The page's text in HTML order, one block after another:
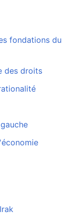
fondations du
des droits